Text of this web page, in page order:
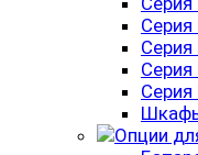
Серия
Серия
Серия
Серия